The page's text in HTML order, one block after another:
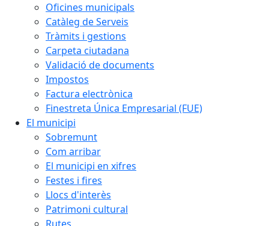
Oficines municipals
Catàleg de Serveis
Tràmits i gestions
Carpeta ciutadana
Validació de documents
Impostos
Factura electrònica
Finestreta Única Empresarial (FUE)
El municipi
Sobremunt
Com arribar
El municipi en xifres
Festes i fires
Llocs d'interès
Patrimoni cultural